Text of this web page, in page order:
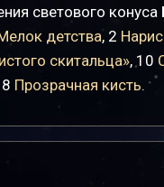
светового
детства, 2
скитальца», 10
Прозрачная кисть.